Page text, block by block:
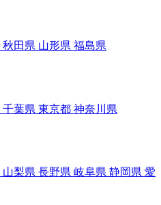
秋田県 山形県 福島県
千葉県 東京都 神奈川県
山梨県 長野県 岐阜県 静岡県 愛